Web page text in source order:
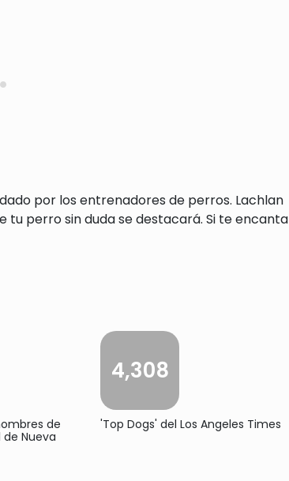
por los entrenadores de perros. Lachlan
tu perro sin duda se destacará. Si te encanta
de
Nueva
4,308
'Top Dogs' del Los Angeles Times